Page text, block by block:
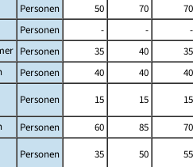
Personen 50 70 70
Personen - - -
Personen 35 40 35
Personen 40 40 40
Personen 15 15 15
Personen 60 85 70
Personen 35 50 55